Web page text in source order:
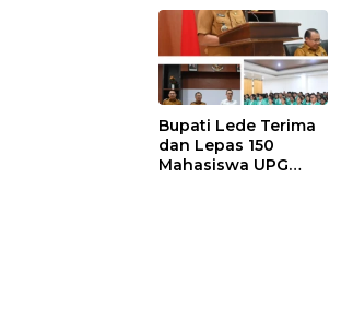
Tersedia
Bupati Lede Terima
dan Lepas 150
Mahasiswa UPG